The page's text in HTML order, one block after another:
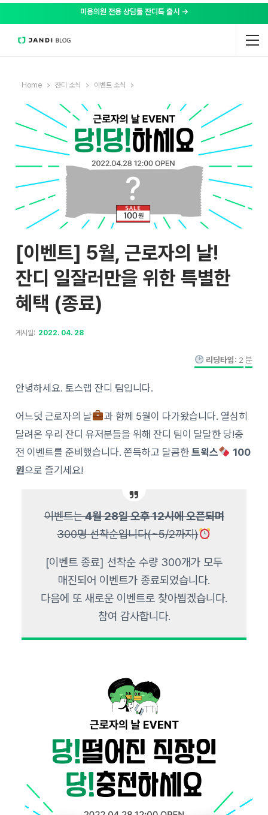
미용의원 전용 상담툴 잔디톡 출시 →
Home 잔디 소식 이벤트 소식
[이벤트] 5월, 근로자의 날!
잔디 일잘러만을 위한 특별한
혜택 (종료)
게시일: 2022. 04. 28
리딩타임: 2 분
안녕하세요. 토스랩 잔디 팀입니다.
어느덧 근로자의 날
과 함께 5월이 다가왔습니다. 열심히
달려온 우리 잔디 유저분들을 위해 잔디 팀이 달달한 당!충
전 이벤트를 준비했습니다. 쫀득하고 달콤한트윅스
100
원으로 즐기세요!
이벤트는4월 28일 오후 12시에 오픈되며
300명 선착순입니다(~5/2까지)
[이벤트 종료] 선착순 수량 300개가 모두
매진되어 이벤트가 종료되었습니다.
다음에 또 새로운 이벤트로 찾아뵙겠습니다.
참여 감사합니다.